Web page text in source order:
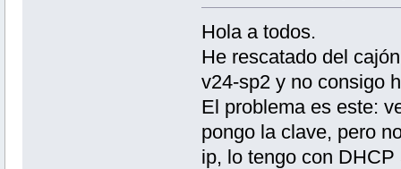
Hola a todos.
He rescatado del
v24-sp2 y no consigo
El problema es este:
pongo la clave, pero
ip, lo tengo con